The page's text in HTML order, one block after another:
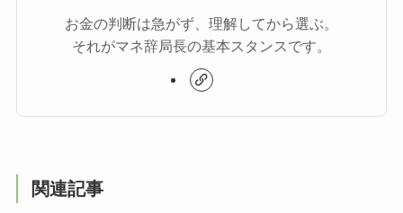
お金の判断は急がず、理解してから選ぶ。
それがマネ辞局長の基本スタンスです。
関連記事